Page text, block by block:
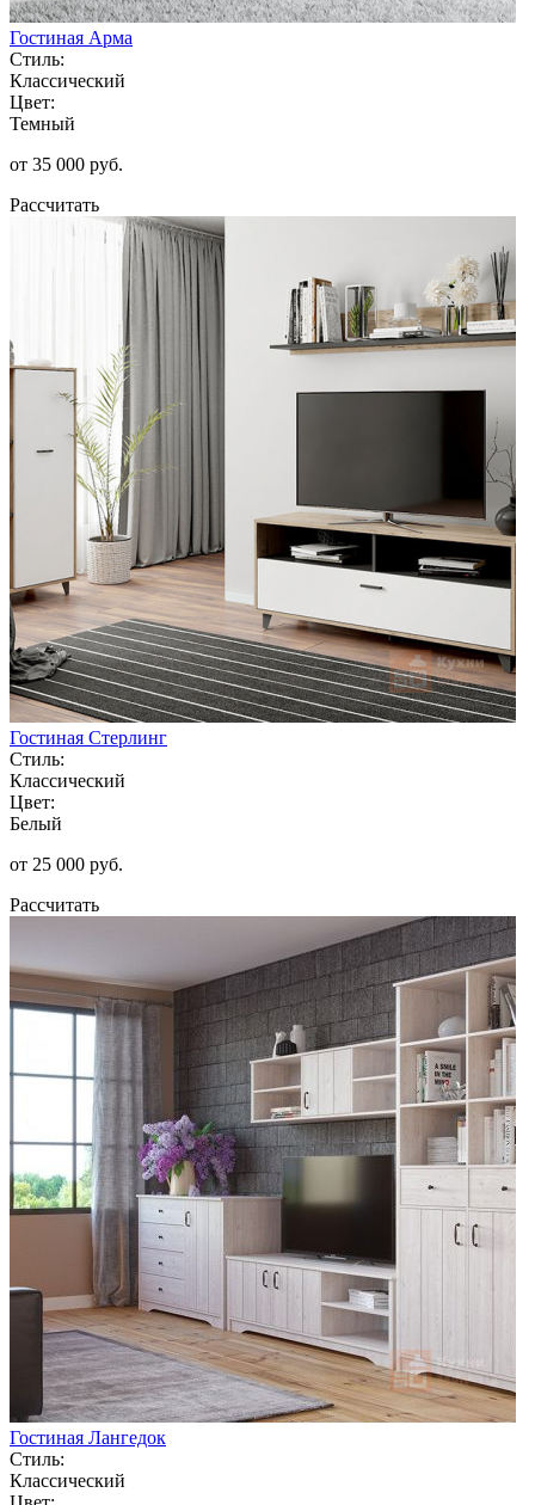
Гостиная Арма
Стиль:
Классический
Цвет:
Темный
от 35 000 руб.
Рассчитать
Гостиная Стерлинг
Стиль:
Классический
Цвет:
Белый
от 25 000 руб.
Рассчитать
Гостиная Лангедок
Стиль:
Классический